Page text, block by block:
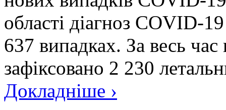
області діагноз COVID-
637 випадках. За весь
зафіксовано 2 230
Докладніше ›